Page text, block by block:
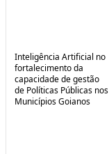
Inteligência Artificial no
fortalecimento da
capacidade de gestão
de Políticas Públicas nos
Municípios Goianos